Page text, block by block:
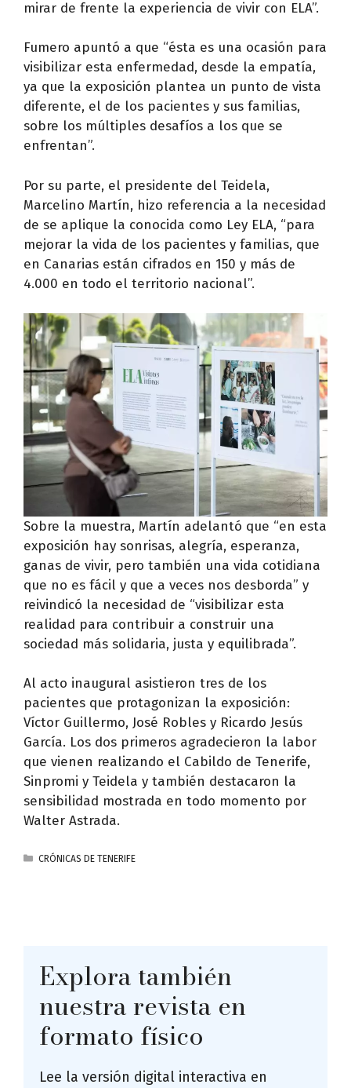
mirar de frente la experiencia de vivir con ELA”.
Fumero apuntó a que “ésta es una ocasión para
visibilizar esta enfermedad, desde la empatía,
ya que la exposición plantea un punto de vista
diferente, el de los pacientes y sus familias,
sobre los múltiples desafíos a los que se
enfrentan”.
Por su parte, el presidente del Teidela,
Marcelino Martín, hizo referencia a la necesidad
de se aplique la conocida como Ley ELA, “para
mejorar la vida de los pacientes y familias, que
en Canarias están cifrados en 150 y más de
4.000 en todo el territorio nacional”.
Sobre la muestra, Martín adelantó que “en esta
exposición hay sonrisas, alegría, esperanza,
ganas de vivir, pero también una vida cotidiana
que no es fácil y que a veces nos desborda” y
reivindicó la necesidad de “visibilizar esta
realidad para contribuir a construir una
sociedad más solidaria, justa y equilibrada”.
Al acto inaugural asistieron tres de los
pacientes que protagonizan la exposición:
Víctor Guillermo, José Robles y Ricardo Jesús
García. Los dos primeros agradecieron la labor
que vienen realizando el Cabildo de Tenerife,
Sinpromi y Teidela y también destacaron la
sensibilidad mostrada en todo momento por
Walter Astrada.
CATEGORÍAS
CRÓNICAS DE TENERIFE
Explora también
nuestra revista en
formato físico
Lee la versión digital interactiva en